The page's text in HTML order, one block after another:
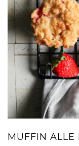
MUFFIN ALLE